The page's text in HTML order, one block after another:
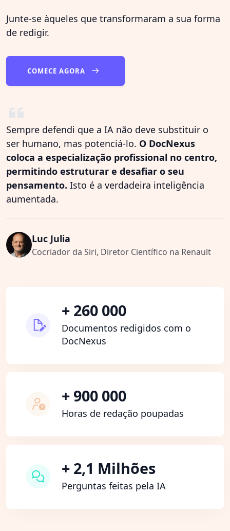
Junte-se àqueles que transformaram a sua forma
de redigir.
COMECE AGORA
Sempre defendi que a IA não deve substituir o
ser humano, mas potenciá-lo. O DocNexus
coloca a especialização profissional no centro,
permitindo estruturar e desafiar o seu
pensamento. Isto é a verdadeira inteligência
aumentada.
Luc Julia
Cocriador da Siri, Diretor Científico na Renault
+ 260 000
Documentos redigidos com o
DocNexus
+ 900 000
Horas de redação poupadas
+ 2,1 Milhões
Perguntas feitas pela IA